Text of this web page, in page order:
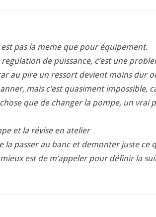
pas la meme que pour équipement.
de puissance, c’est une
au pire un ressort devient moins dur
mais c’est quasiment impossible,
que de changer la pompe, un vrai
et la révise en atelier
passer au banc et demonter juste ce
est de m’appeler pour définir la